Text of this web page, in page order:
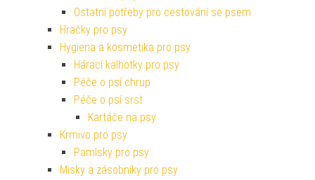
Ostatní potřeby pro cestování se psem
Hračky pro psy
Hygiena a kosmetika pro psy
Hárací kalhotky pro psy
Péče o psí chrup
Péče o psí srst
Kartáče na psy
Krmivo pro psy
Pamlsky pro psy
Misky a zásobníky pro psy